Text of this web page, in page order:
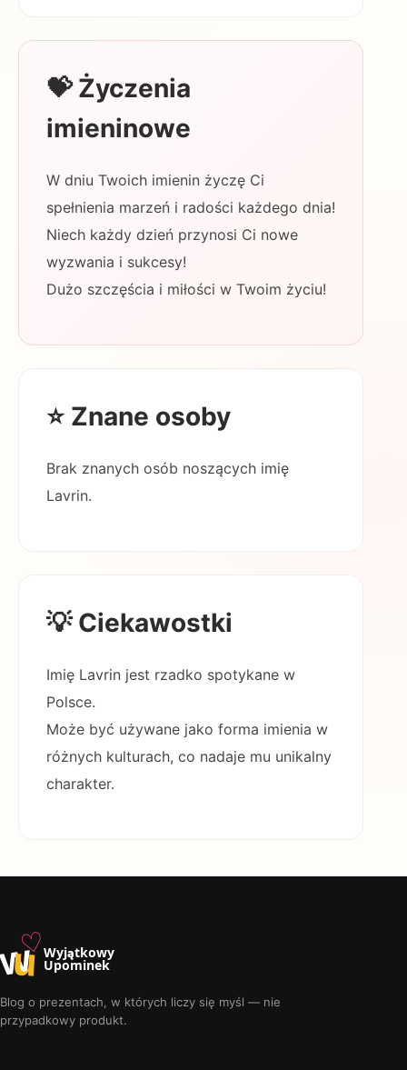
💝 Życzenia
imieninowe
W dniu Twoich imienin życzę Ci
spełnienia marzeń i radości każdego dnia!
Niech każdy dzień przynosi Ci nowe
wyzwania i sukcesy!
Dużo szczęścia i miłości w Twoim życiu!
⭐ Znane osoby
Brak znanych osób noszących imię
Lavrin.
💡 Ciekawostki
Imię Lavrin jest rzadko spotykane w
Polsce.
Może być używane jako forma imienia w
różnych kulturach, co nadaje mu unikalny
charakter.
u♡Wyjątkowy
Upominek
Blog o prezentach, w których liczy się myśl — nie
przypadkowy produkt.